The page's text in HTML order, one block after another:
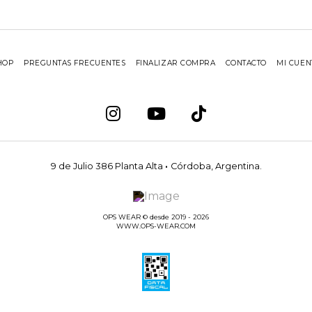
PREGUNTAS FRECUENTES FINALIZAR COMPRA CONTACTO MI
9 de Julio 386 Planta Alta · Córdoba, Argentina.
OPS WEAR © desde 2019 - 2026
WWW.OPS-WEAR.COM